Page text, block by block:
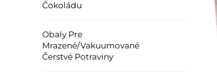
Čokoládu
Obaly Pre
Mrazené/Vakuumované
Čerstvé Potraviny